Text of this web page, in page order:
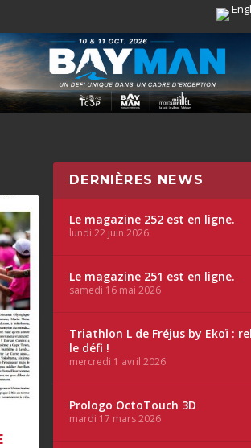
DERNIÈRES NEWS
Le magazine 252 est en ligne.
lundi 22 juin 2026
Le magazine 251 est en ligne.
samedi 16 mai 2026
Triathlon L de Fréjus by Ekoï :
le défi !
mercredi 1 avril 2026
Prologo OctoTouch 3D
mardi 17 mars 2026